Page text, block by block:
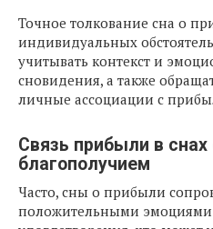
Точное толкование сна о
индивидуальных
учитывать контекст и
сновидения, а также
личные ассоциации с
Связь прибыли в
благополучием
Часто, сны о прибыли
положительными